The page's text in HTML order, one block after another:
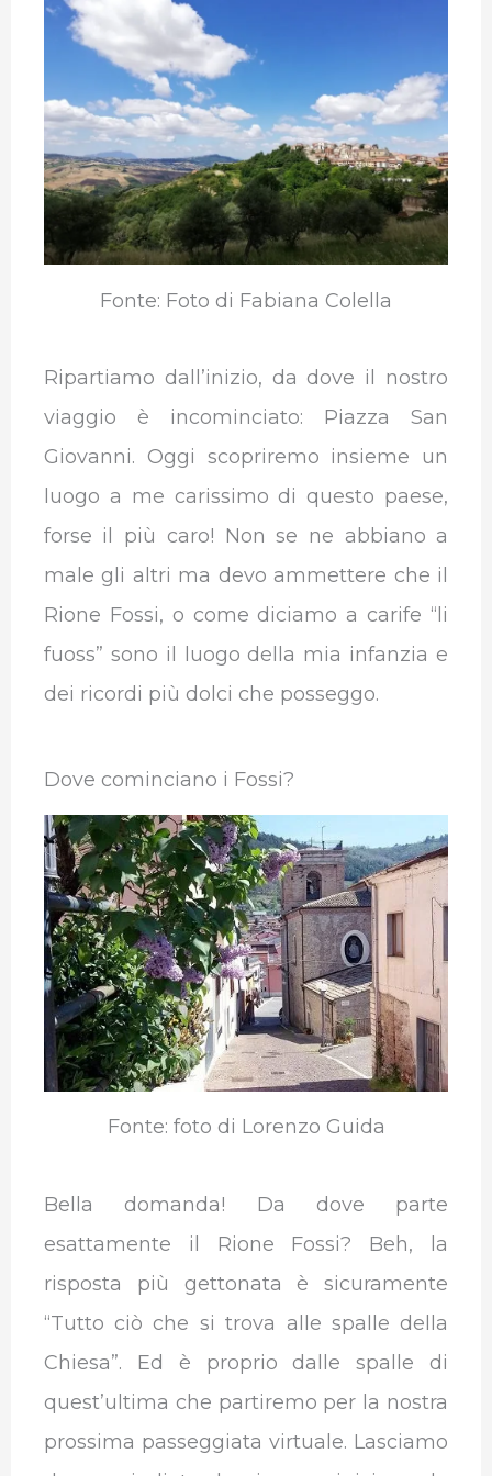
b
o
k
e
r
e
d
I
n
A
p
p
a
m
Fonte: Foto di Fabiana Colella
Ripartiamo dall’inizio, da dove il nostro
viaggio è incominciato: Piazza San
Giovanni. Oggi scopriremo insieme un
luogo a me carissimo di questo paese,
forse il più caro! Non se ne abbiano a
male gli altri ma devo ammettere che il
Rione Fossi, o come diciamo a carife “li
fuoss” sono il luogo della mia infanzia e
dei ricordi più dolci che posseggo.
Dove cominciano i Fossi?
Fonte: foto di Lorenzo Guida
Bella domanda! Da dove parte
esattamente il Rione Fossi? Beh, la
risposta più gettonata è sicuramente
“Tutto ciò che si trova alle spalle della
Chiesa”. Ed è proprio dalle spalle di
quest’ultima che partiremo per la nostra
prossima passeggiata virtuale. Lasciamo